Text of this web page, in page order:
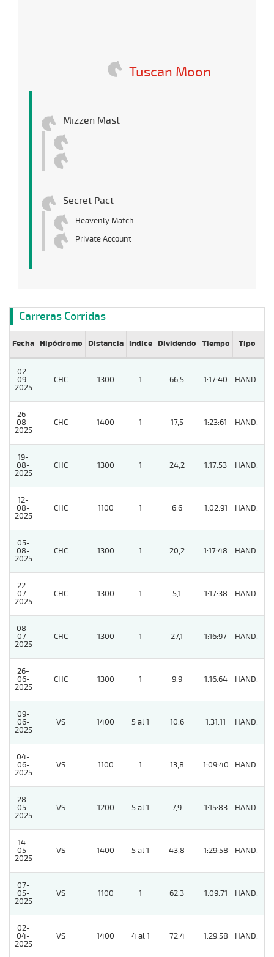
Tuscan Moon
Mizzen Mast
Secret Pact
Heavenly Match
Private Account
Carreras Corridas
Fecha Hipódromo Distancia Indice Dividendo Tiempo Tipo Lº
02-
09-
2025
CHC 1300 1 66,5 1:17:40 HAND.
26-
08-
2025
CHC 1400 1 17,5 1:23:61 HAND.
19-
08-
2025
CHC 1300 1 24,2 1:17:53 HAND.
12-
08-
2025
CHC 1100 1 6,6 1:02:91 HAND.
05-
08-
2025
CHC 1300 1 20,2 1:17:48 HAND.
22-
07-
2025
CHC 1300 1 5,1 1:17:38 HAND.
08-
07-
2025
CHC 1300 1 27,1 1:16:97 HAND.
26-
06-
2025
CHC 1300 1 9,9 1:16:64 HAND.
09-
06-
2025
VS 1400 5 al 1 10,6 1:31:11 HAND.
04-
06-
2025
VS 1100 1 13,8 1:09:40 HAND.
28-
05-
2025
VS 1200 5 al 1 7,9 1:15:83 HAND.
14-
05-
2025
VS 1400 5 al 1 43,8 1:29:58 HAND.
07-
05-
2025
VS 1100 1 62,3 1:09:71 HAND.
02-
04-
2025
VS 1400 4 al 1 72,4 1:29:58 HAND.